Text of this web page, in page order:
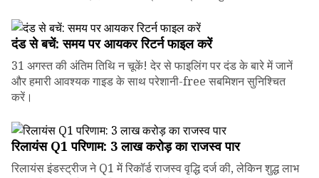
दंड से बचें: समय पर आयकर रिटर्न फाइल करें
31 अगस्त की अंतिम तिथि न चूकें! देर से फाइलिंग पर दंड के बारे में जानें
और हमारी आवश्यक गाइड के साथ परेशानी-free सबमिशन सुनिश्चित
करें।
रिलायंस Q1 परिणाम: ₹3 लाख करोड़ का राजस्व पार
रिलायंस इंडस्ट्रीज ने Q1 में रिकॉर्ड राजस्व वृद्धि दर्ज की, लेकिन शुद्ध लाभ